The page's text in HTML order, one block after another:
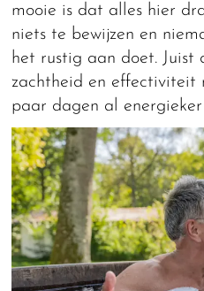
mooie is dat alles hier
niets te bewijzen en
het rustig aan doet. Juist
zachtheid en effectiviteit
paar dagen al